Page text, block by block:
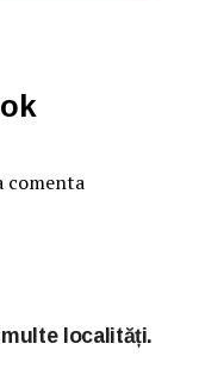
comenta
localități.